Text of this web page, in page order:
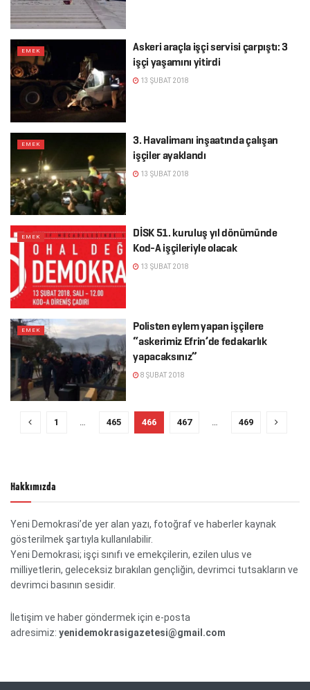
EMEK
Askeri araçla işçi servisi çarpıştı: 3
işçi yaşamını yitirdi
13 ŞUBAT 2018
EMEK
3. Havalimanı inşaatında çalışan
işçiler ayaklandı
13 ŞUBAT 2018
EMEK
DİSK 51. kuruluş yıl dönümünde
Kod-A işçileriyle olacak
13 ŞUBAT 2018
EMEK
Polisten eylem yapan işçilere
“askerimiz Efrin’de fedakarlık
yapacaksınız”
8 ŞUBAT 2018
1 … 465 466 467 … 469
Hakkımızda
Yeni Demokrasi’de yer alan yazı, fotoğraf ve haberler kaynak
gösterilmek şartıyla kullanılabilir.
Yeni Demokrasi; işçi sınıfı ve emekçilerin, ezilen ulus ve
milliyetlerin, geleceksiz bırakılan gençliğin, devrimci tutsakların ve
devrimci basının sesidir.
İletişim ve haber göndermek için e-posta
adresimiz: yenidemokrasigazetesi@gmail.com